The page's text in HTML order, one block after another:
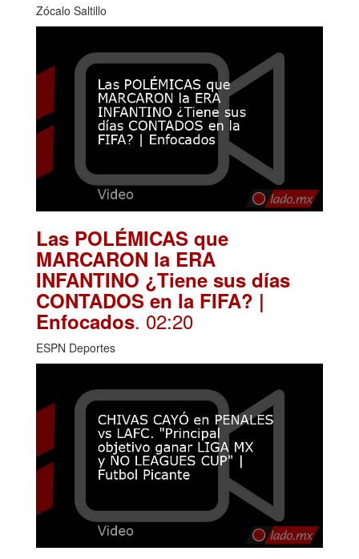
Zócalo Saltillo
Las POLÉMICAS que
MARCARON la ERA
INFANTINO ¿Tiene sus días
CONTADOS en la FIFA? |
Enfocados. 02:20
ESPN Deportes